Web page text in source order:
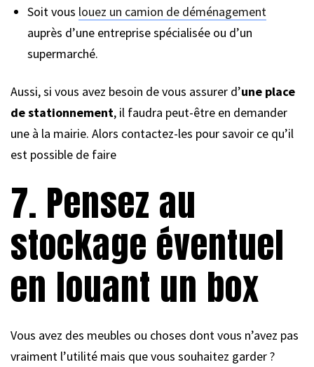
Soit vous louez un camion de déménagement
auprès d’une entreprise spécialisée ou d’un
supermarché.
Aussi, si vous avez besoin de vous assurer d’une place
de stationnement, il faudra peut-être en demander
une à la mairie. Alors contactez-les pour savoir ce qu’il
est possible de faire
7. Pensez au
stockage éventuel
en louant un box
Vous avez des meubles ou choses dont vous n’avez pas
vraiment l’utilité mais que vous souhaitez garder ?